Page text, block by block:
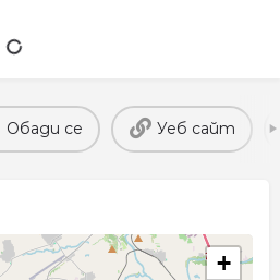
Обади се Уеб сайт
+